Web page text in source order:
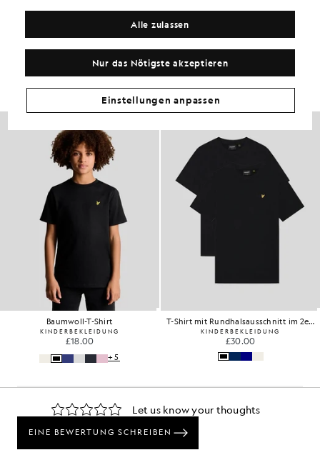
ZUSAMMENSETZUNG & PFLEGE
So sieht der Look aus
Stellen Sie Ihr komplettes Outfit aus raffinierten Stücken zusammen,
Baumwoll-T-Shirt
KINDERBEKLEIDUNG
£18.00
+5
T-Shirt mit Rundhalsausschnitt im 2er-Pack
KINDERBEKLEIDUNG
£30.00
Nur das Nötigste akzeptieren
Alle zulassen
Einstellungen anpassen